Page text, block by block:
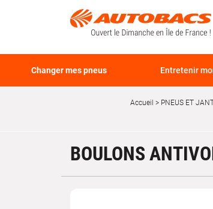
Changer mes pneus Entretenir
Accueil PNEUS ET
BOULONS